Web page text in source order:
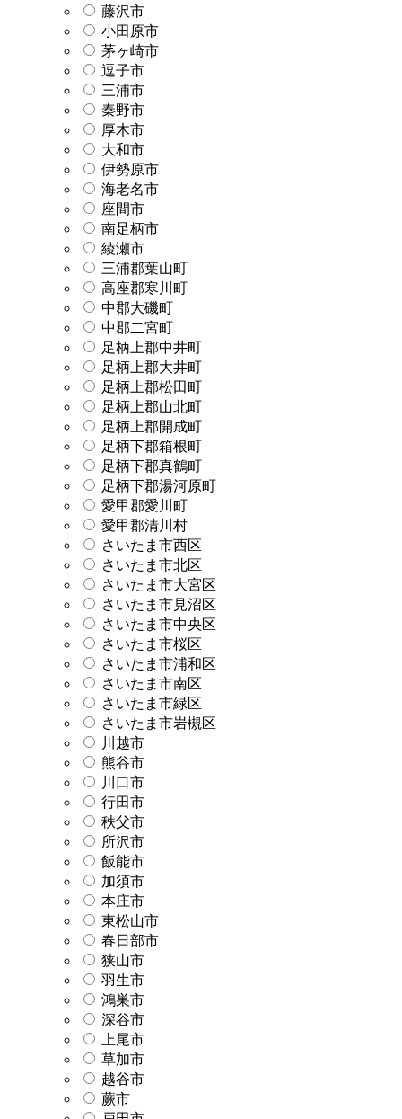
藤沢市
小田原市
茅ヶ崎市
逗子市
三浦市
秦野市
厚木市
大和市
伊勢原市
海老名市
座間市
南足柄市
綾瀬市
三浦郡葉山町
高座郡寒川町
中郡大磯町
中郡二宮町
足柄上郡中井町
足柄上郡大井町
足柄上郡松田町
足柄上郡山北町
足柄上郡開成町
足柄下郡箱根町
足柄下郡真鶴町
足柄下郡湯河原町
愛甲郡愛川町
愛甲郡清川村
さいたま市西区
さいたま市北区
さいたま市大宮区
さいたま市見沼区
さいたま市中央区
さいたま市桜区
さいたま市浦和区
さいたま市南区
さいたま市緑区
さいたま市岩槻区
川越市
熊谷市
川口市
行田市
秩父市
所沢市
飯能市
加須市
本庄市
東松山市
春日部市
狭山市
羽生市
鴻巣市
深谷市
上尾市
草加市
越谷市
蕨市